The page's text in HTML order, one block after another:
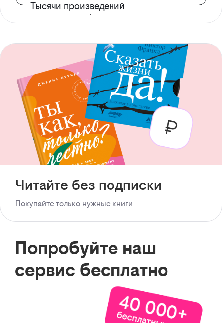
Тысячи произведений
с доступом офлайн
Читайте без подписки
Покупайте только нужные книги
Попробуйте наш
сервис бесплатно